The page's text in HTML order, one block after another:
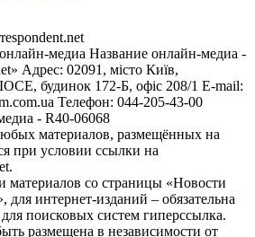
медиа Название онлайн-медиа -
Адрес: 02091, місто Київ,
будинок 172-Б, офіс 208/1 E-mail:
Телефон: 044-205-43-00
- R40-06068
материалов, размещённых на
при условии ссылки на
материалов со страницы «Новости
интернет-изданий – обязательна
поисковых систем гиперссылка.
размещена в независимости от